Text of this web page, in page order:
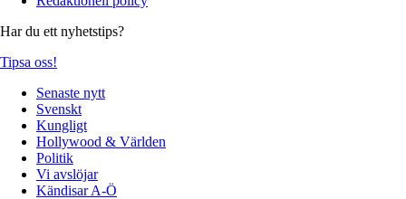
Har du ett nyhetstips?
Tipsa oss!
Senaste nytt
Svenskt
Kungligt
Hollywood & Världen
Politik
Vi avslöjar
Kändisar A-Ö